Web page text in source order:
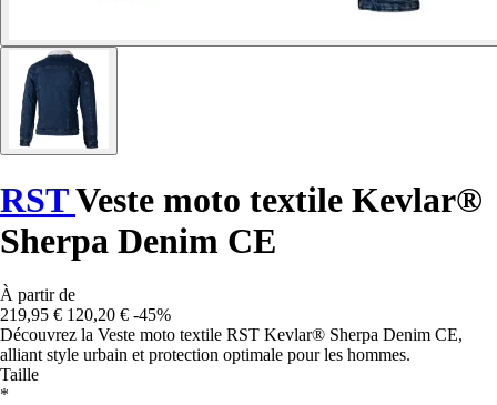
RSTVeste moto textile Kevlar®
Sherpa Denim CE
À partir de
219,95 € 120,20 € -45%
Découvrez la Veste moto textile RST Kevlar® Sherpa Denim CE,
alliant style urbain et protection optimale pour les hommes.
Taille
*